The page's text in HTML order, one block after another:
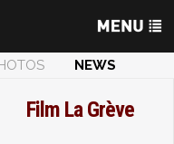
NEWS
Film La Grève